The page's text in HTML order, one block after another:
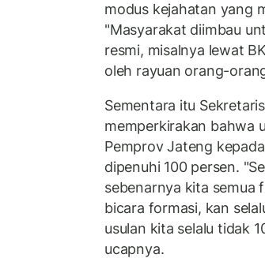
modus kejahatan yang
"Masyarakat diimbau
resmi, misalnya lewat
oleh rayuan orang-
Sementara itu
memperkirakan bahwa
Pemprov Jateng
dipenuhi 100 persen.
sebenarnya kita semua
bicara formasi, kan
usulan kita selalu tidak
ucapnya.